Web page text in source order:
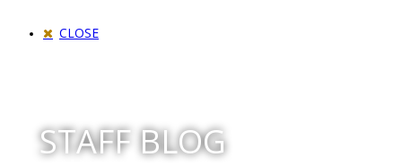
CLOSE
STAFF BLOG